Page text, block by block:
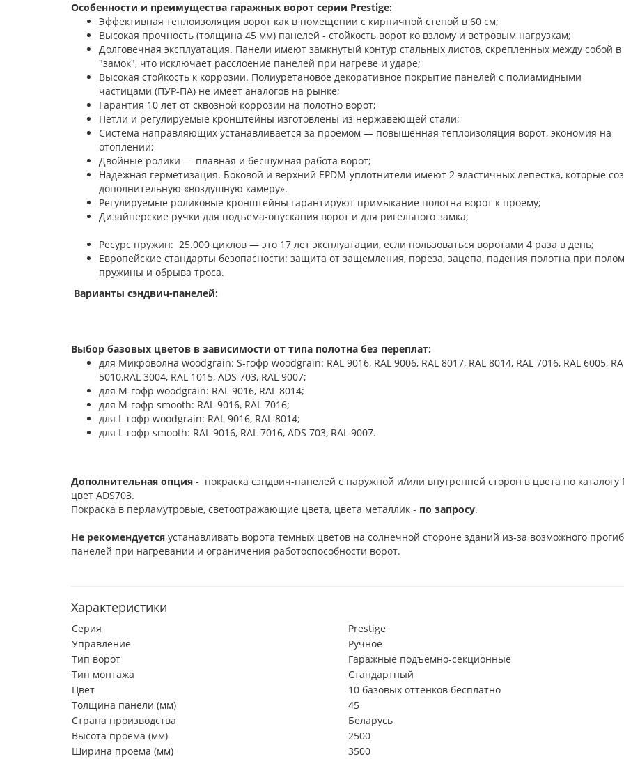
Особенности и преимущества гаражных ворот серии Prestige:
Эффективная теплоизоляция ворот как в помещении с кирпичной стеной в 60 см;
Высокая прочность (толщина 45 мм) панелей - стойкость ворот ко взлому и ветровым нагрузкам;
Долговечная эксплуатация. Панели имеют замкнутый контур стальных листов, скрепленных между собой в
"замок", что исключает расслоение панелей при нагреве и ударе;
Высокая стойкость к коррозии. Полиуретановое декоративное покрытие панелей с полиамидными
частицами (ПУР-ПА) не имеет аналогов на рынке;
Гарантия 10 лет от сквозной коррозии на полотно ворот;
Петли и регулируемые кронштейны изготовлены из нержавеющей стали;
Система направляющих устанавливается за проемом — повышенная теплоизоляция ворот, экономия на
отоплении;
Двойные ролики — плавная и бесшумная работа ворот;
Надежная герметизация. Боковой и верхний EPDM-уплотнители имеют 2 эластичных лепестка, которые
дополнительную «воздушную камеру».
Регулируемые роликовые кронштейны гарантируют примыкание полотна ворот к проему;
Дизайнерские ручки для подъема-опускания ворот и для ригельного
Ресурс пружин: 25.000 циклов — это 17 лет эксплуатации, если пользоваться воротами 4 раза в день;
Европейские стандарты безопасности: защита от защемления, пореза, зацепа, падения полотна при
пружины и обрыва троса.
Варианты сэндвич-панелей:
Выбор базовых цветов в зависимости от типа полотна без переплат:
для Микроволна woodgrain: S-гофр woodgrain: RAL 9016, RAL 9006, RAL 8017, RAL 8014, RAL 7016, RAL 6005,
5010,RAL 3004, RAL 1015, ADS 703, RAL 9007;
для М-гофр woodgrain: RAL 9016, RAL 8014;
для М-гофр smooth: RAL 9016, RAL 7016;
для L-гофр woodgrain: RAL 9016, RAL 8014;
для L-гофр smooth: RAL 9016, RAL 7016, ADS 703, RAL 9007.
Дополнительная опция - покраска сэндвич-панелей с наружной и/или внутренней сторон в цвета по каталогу
цвет ADS703.
Покраска в перламутровые, светоотражающие цвета, цвета металлик - по запросу.
Не рекомендуется устанавливать ворота темных цветов на солнечной стороне зданий из-за возможного
панелей при нагревании и ограничения работоспособности ворот.
Характеристики
Серия
Prestige
Управление
Ручное
Тип ворот
Гаражные подъемно-секционные
Тип монтажа
Стандартный
Цвет
10 базовых оттенков бесплатно
Толщина панели (мм)
45
Страна производства
Беларусь
Высота проема (мм)
2500
Ширина проема (мм)
3500